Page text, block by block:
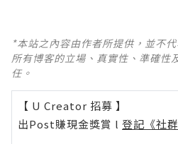
*本站之內容由作者所提供，並不
所有博客的立場、真實性、準確性
任。
【 U Creator 招募 】
出Post賺現金獎賞 l 登記《社